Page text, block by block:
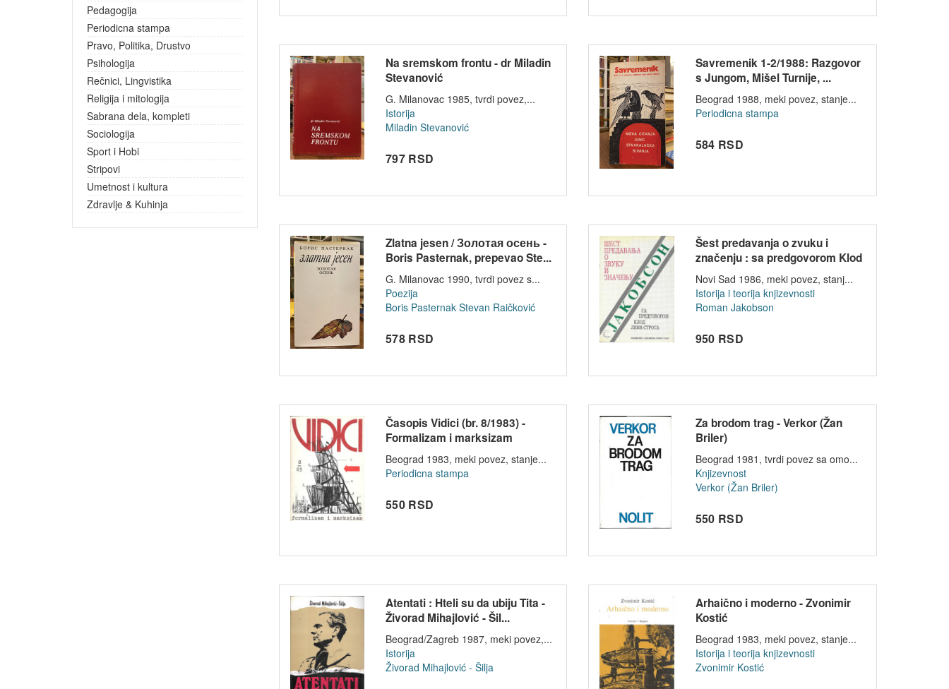
Pedagogija
Periodicna stampa
Pravo, Politika, Drustvo
Psihologija
Rečnici, Lingvistika
Religija i mitologija
Sabrana dela, kompleti
Sociologija
Sport i Hobi
Stripovi
Umetnost i kultura
Zdravlje & Kuhinja
Na sremskom frontu - dr Miladin
Stevanović
G. Milanovac 1985, tvrdi povez,...
Istorija
Miladin Stevanović
797 RSD
Savremenik 1-2/1988: Razgovor
s Jungom, Mišel Turnije, ...
Beograd 1988, meki povez, stanje...
Periodicna stampa
584 RSD
Zlatna jesen / Золотая осень -
Boris Pasternak, prepevao Ste...
G. Milanovac 1990, tvrdi povez s...
Poezija
Boris Pasternak Stevan Raičković
578 RSD
Šest predavanja o zvuku i
značenju : sa predgovorom Klod
Lev...
Novi Sad 1986, meki povez, stanj...
Istorija i teorija knjizevnosti
Roman Jakobson
950 RSD
Časopis Vidici (br. 8/1983) -
Formalizam i marksizam
Beograd 1983, meki povez, stanje...
Periodicna stampa
550 RSD
Za brodom trag - Verkor (Žan
Briler)
Beograd 1981, tvrdi povez sa omo...
Knjizevnost
Verkor (Žan Briler)
550 RSD
Atentati : Hteli su da ubiju Tita -
Živorad Mihajlović - Šil...
Beograd/Zagreb 1987, meki povez,...
Istorija
Živorad Mihajlović - Šilja
Arhaično i moderno - Zvonimir
Kostić
Beograd 1983, meki povez, stanje...
Istorija i teorija knjizevnosti
Zvonimir Kostić